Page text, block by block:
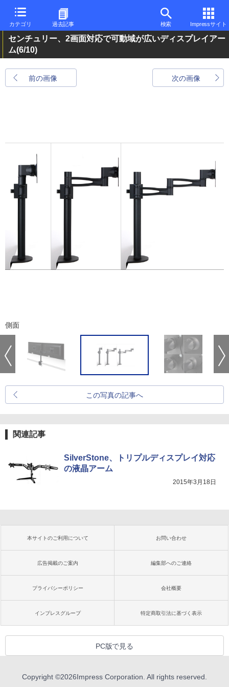
カテゴリ 過去記事 検索 Impressサイト
センチュリー、2画面対応で可動域が広いディスプレイアー
ム(6/10)
前の画像 次の画像
側面
この写真の記事へ
関連記事
SilverStone、トリプルディスプレイ対応
の液晶アーム
2015年3月18日
本サイトのご利用について お問い合わせ
広告掲載のご案内 編集部へのご連絡
プライバシーポリシー 会社概要
インプレスグループ 特定商取引法に基づく表示
PC版で見る
Copyright ©2026Impress Corporation. All rights reserved.